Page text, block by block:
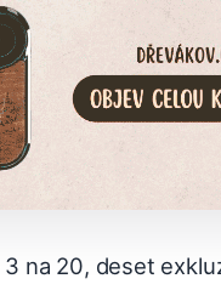
na 20, deset